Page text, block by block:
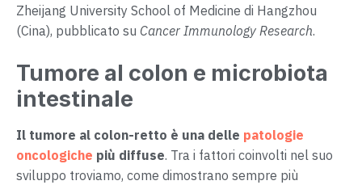
Zheijang University School of Medicine di Hangzhou
(Cina), pubblicato su Cancer Immunology Research.
Tumore al colon e microbiota
intestinale
Il tumore al colon-retto è una delle patologie
oncologiche più diffuse. Tra i fattori coinvolti nel suo
sviluppo troviamo, come dimostrano sempre più